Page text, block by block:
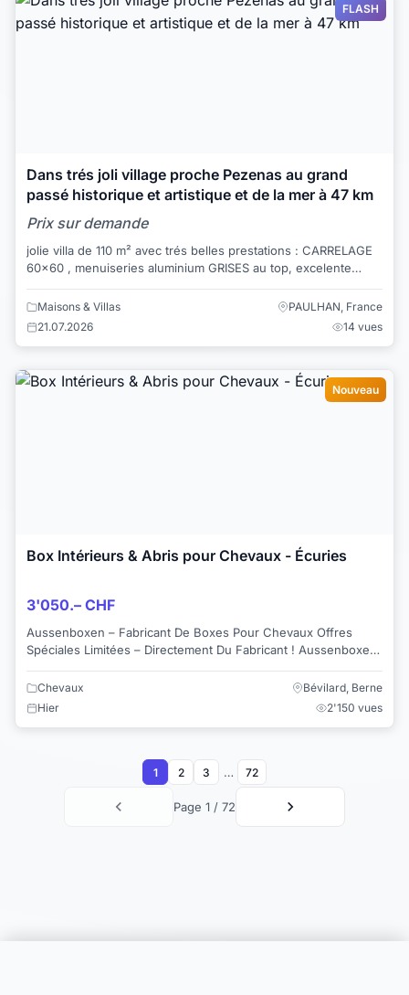
FLASH
Dans trés joli village proche Pezenas au grand
passé historique et artistique et de la mer à 47 km
Prix sur demande
jolie villa de 110 m² avec trés belles prestations : CARRELAGE
60x60 , menuiseries aluminium GRISES au top, excelente
isolation conforme aux normes RE...
Maisons & Villas
PAULHAN, France
21.07.2026
14 vues
Nouveau
Box Intérieurs & Abris pour Chevaux - Écuries
3'050.– CHF
Aussenboxen – Fabricant De Boxes Pour Chevaux Offres
Spéciales Limitées – Directement Du Fabricant ! Aussenboxen
Chevaux
Bévilard, Berne
Hier
2'150 vues
Page 1 / 72
1 2 3 … 72